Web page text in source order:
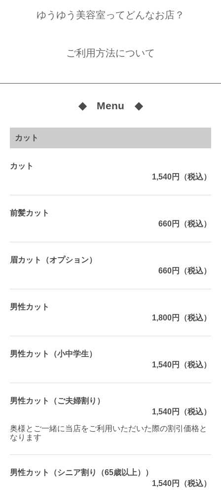
ゆうゆう美容室ってどんなお店？
ご利用方法について
◆ Menu ◆
カット
カット
1,540円（税込）
前髪カット
660円（税込）
眉カット（オプション）
660円（税込）
男性カット
1,800円（税込）
男性カット（小中学生）
1,540円（税込）
男性カット（ご夫婦割り）
1,540円（税込）
奥様とご一緒に当店をご利用いただいた際の割引価格と
なります
男性カット（シニア割り（65歳以上））
1,540円（税込）